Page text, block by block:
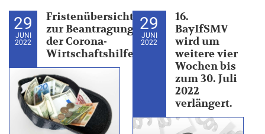
29
JUNI
2022
Fristenübersicht
zur Beantragung
der Corona-
Wirtschaftshilfen
29
JUNI
2022
16.
BayIfSMV
wird um
weitere vier
Wochen bis
zum 30. Juli
2022
verlängert.